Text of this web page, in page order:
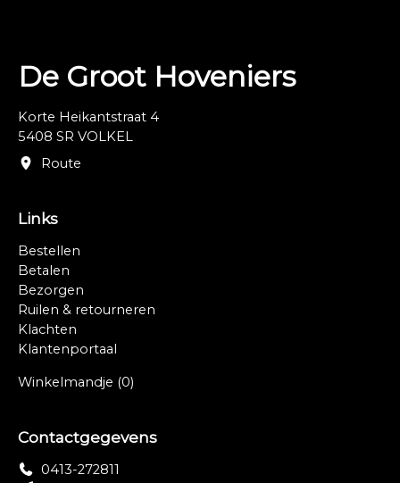
vocht vasthouden.
Maatwerk mogelijk, neem hiervoor telefonisch
De Groot Hoveniers
Korte Heikantstraat 4
5408 SR VOLKEL
Route
Links
Bestellen
Betalen
Bezorgen
Ruilen & retourneren
Klachten
Klantenportaal
Winkelmandje (0)
Contactgegevens
0413-272811